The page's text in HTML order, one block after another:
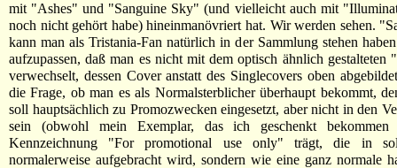
mit "Ashes" und "Sanguine Sky" (und vielleicht auch mit
noch nicht gehört habe) hineinmanövriert hat. Wir werden sehen.
kann man als Tristania-Fan natürlich in der Sammlung stehen
aufzupassen, daß man es nicht mit dem optisch ähnlich gestalteten
verwechselt, dessen Cover anstatt des Singlecovers oben
die Frage, ob man es als Normalsterblicher überhaupt bekommt,
soll hauptsächlich zu Promozwecken eingesetzt, aber nicht in den
sein (obwohl mein Exemplar, das ich geschenkt bekommen
Kennzeichnung "For promotional use only" trägt, die in
normalerweise aufgebracht wird, sondern wie eine ganz normale